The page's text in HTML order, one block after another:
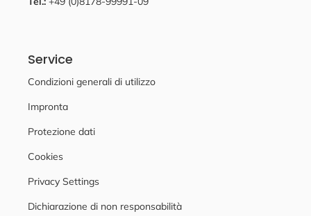
Service
Condizioni generali di utilizzo
Impronta
Protezione dati
Cookies
Privacy Settings
Dichiarazione di non responsabilità